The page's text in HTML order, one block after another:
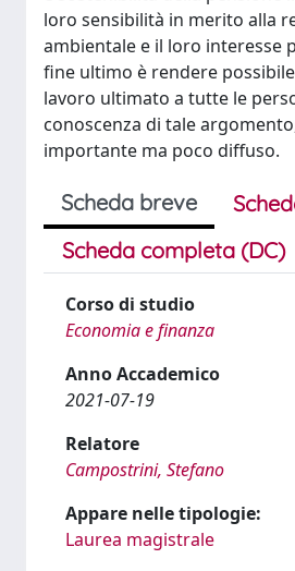
loro sensibilità in merito alla
ambientale e il loro interesse
fine ultimo è rendere
lavoro ultimato a tutte le
conoscenza di tale
importante ma poco diffuso.
Scheda breve
Scheda completa (DC)
Corso di studio
Economia e finanza
Anno Accademico
2021-07-19
Relatore
Campostrini, Stefano
Appare nelle tipologie:
Laurea magistrale